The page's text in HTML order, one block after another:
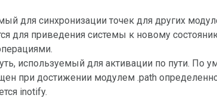
для синхронизации точек для других
для приведения системы к новому
используемый для активации по пути. По
при достижении модулем .path
inotify.